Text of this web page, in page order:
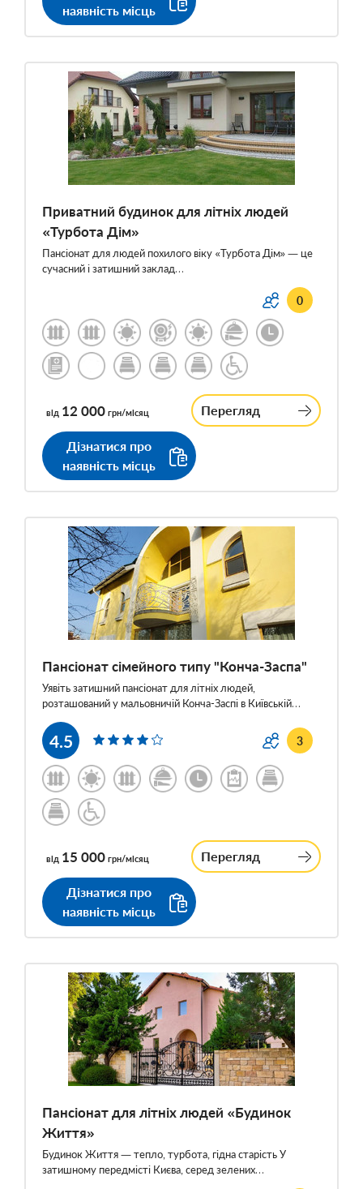
наявність місць
Приватний будинок для літніх людей
«Турбота Дім»
Пансіонат для людей похилого віку «Турбота Дім» — це
сучасний і затишний заклад…
0
від 12 000 грн/місяц Перегляд
Дізнатися про
наявність місць
Пансіонат сімейного типу "Конча-Заспа"
Уявіть затишний пансіонат для літніх людей,
розташований у мальовничій Конча-Заспі в Київській…
4.5 3
від 15 000 грн/місяц Перегляд
Дізнатися про
наявність місць
Пансіонат для літніх людей «Будинок
Життя»
Будинок Життя — тепло, турбота, гідна старість У
затишному передмісті Києва, серед зелених…